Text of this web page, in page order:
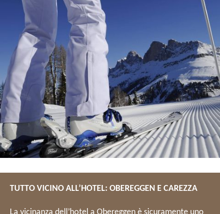
TUTTO VICINO ALL’HOTEL: OBEREGGEN E CAREZZA